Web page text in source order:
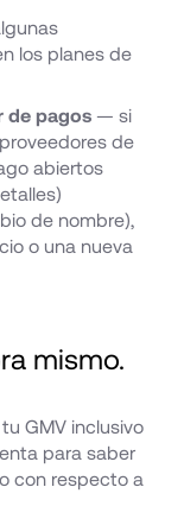
los planes de
de pagos — si
de
abiertos
de nombre),
o una nueva
mismo.
GMV inclusivo
para saber
con respecto a